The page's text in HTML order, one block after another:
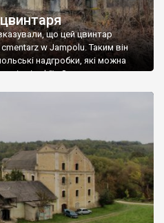
вказували, що цей цвинтар
w Jampolu. Таким він
надгробки, які можна
епітафії… Загалом цвинтар